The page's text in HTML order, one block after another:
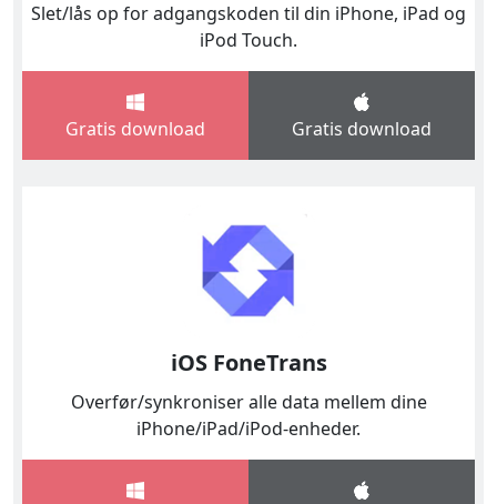
Slet/lås op for adgangskoden til din iPhone, iPad og
iPod Touch.
Gratis download Gratis download
iOS FoneTrans
Overfør/synkroniser alle data mellem dine
iPhone/iPad/iPod-enheder.